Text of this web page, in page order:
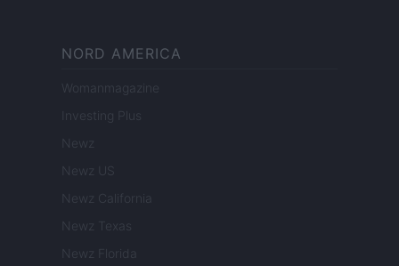
NORD AMERICA
Womanmagazine
Investing Plus
Newz
Newz US
Newz California
Newz Texas
Newz Florida